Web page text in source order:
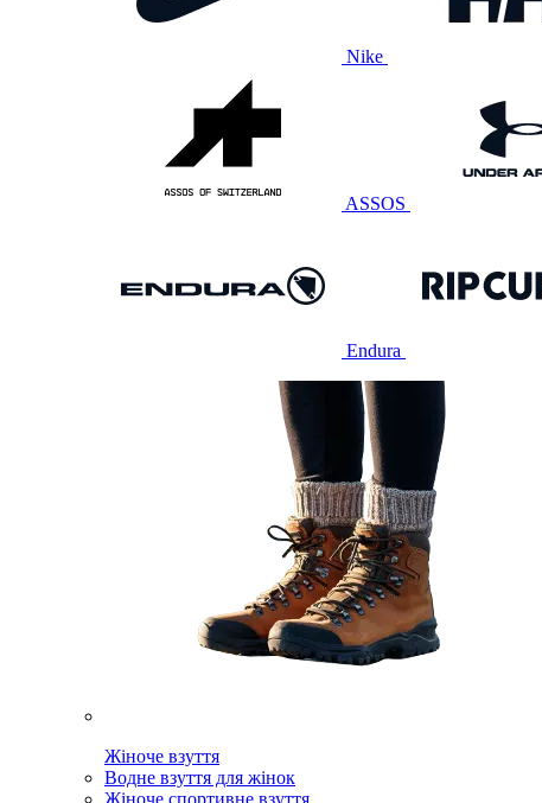
Nike
ASSOS
Endura
Жіноче взуття
Водне взуття для жінок
Жіноче спортивне взуття